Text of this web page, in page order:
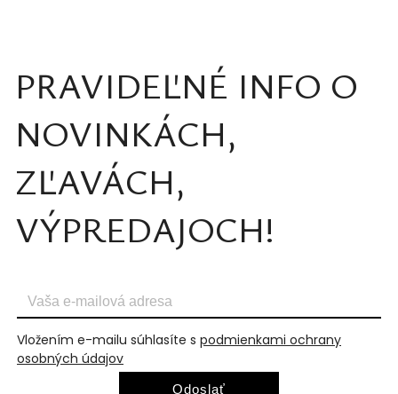
PRAVIDEĽNÉ INFO O
NOVINKÁCH,
ZĽAVÁCH,
VÝPREDAJOCH!
Vložením e-mailu súhlasíte s podmienkami ochrany
osobných údajov
Odoslať